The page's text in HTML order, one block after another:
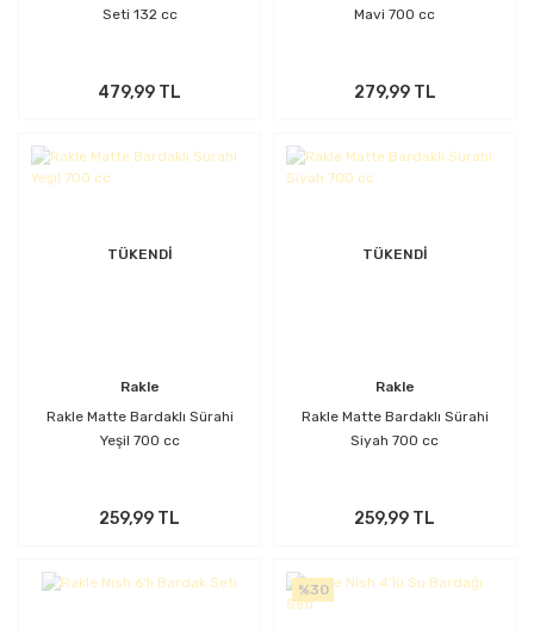
Seti 132 cc
479,99 TL
Mavi 700 cc
279,99 TL
TÜKENDİ
Rakle
Rakle Matte Bardaklı Sürahi
Yeşil 700 cc
259,99 TL
TÜKENDİ
Rakle
Rakle Matte Bardaklı Sürahi
Siyah 700 cc
259,99 TL
%30